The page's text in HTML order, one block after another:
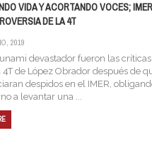
DE LA NOSTALGIA
VIDA Y ACORTANDO VOCES;
DE LA 4T
2019
devastador fueron las críticas
de López Obrador después de
despidos en el IMER,
a levantar una ...